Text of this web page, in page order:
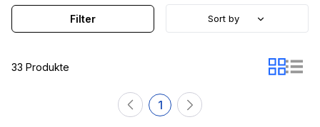
33 Produkte
1
Filter Sort by